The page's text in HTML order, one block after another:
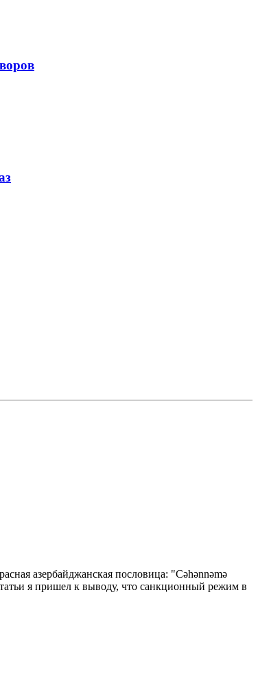
азербайджанская пословица: "Cəhənnəmə
я пришел к выводу, что санкционный режим в